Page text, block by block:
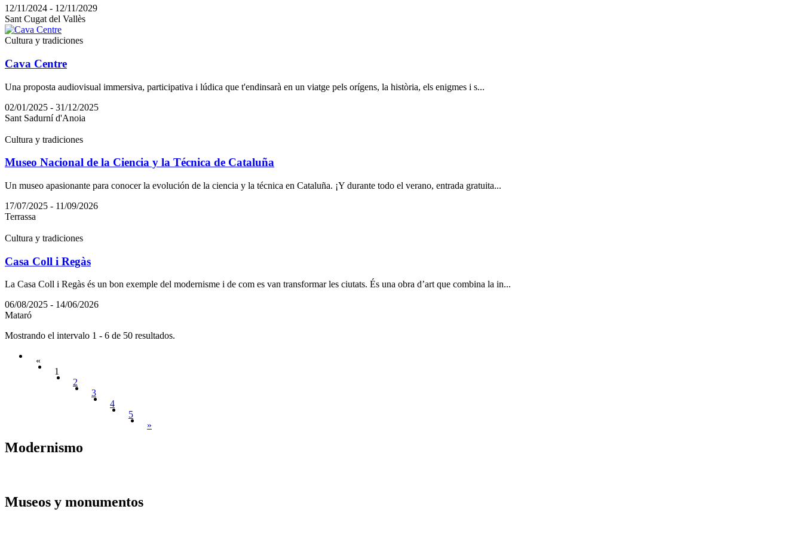
12/11/2024 - 12/11/2029
Sant Cugat del Vallès
Cultura y tradiciones
Cava Centre
Una proposta audiovisual immersiva, participativa i lúdica que t'endinsarà en un viatge pels orígens, la història, els enigmes i s...
02/01/2025 - 31/12/2025
Sant Sadurní d'Anoia
Cultura y tradiciones
Museo Nacional de la Ciencia y la Técnica de Cataluña
Un museo apasionante para conocer la evolución de la ciencia y la técnica en Cataluña. ¡Y durante todo el verano, entrada gratuita...
17/07/2025 - 11/09/2026
Terrassa
Cultura y tradiciones
Casa Coll i Regàs
La Casa Coll i Regàs és un bon exemple del modernisme i de com es van transformar les ciutats. És una obra d’art que combina la in...
06/08/2025 - 14/06/2026
Mataró
Mostrando el intervalo 1 - 6 de 50 resultados.
«
1
2
3
4
5
»
Modernismo
Museos y monumentos